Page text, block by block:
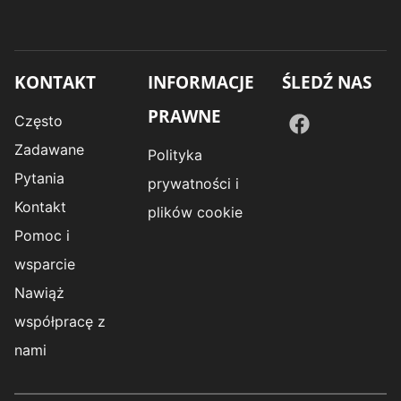
KONTAKT
Często
Zadawane
Pytania
Kontakt
Pomoc i
wsparcie
Nawiąż
współpracę z
nami
INFORMACJE
PRAWNE
Polityka
prywatności i
plików cookie
ŚLEDŹ NAS